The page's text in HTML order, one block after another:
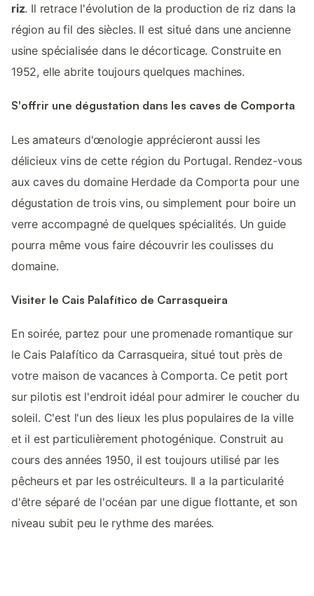
riz. Il retrace l'évolution de la production de riz dans la
région au fil des siècles. Il est situé dans une ancienne
usine spécialisée dans le décorticage. Construite en
1952, elle abrite toujours quelques machines.
S'offrir une dégustation dans les caves de Comporta
Les amateurs d'œnologie apprécieront aussi les
délicieux vins de cette région du Portugal. Rendez-vous
aux caves du domaine Herdade da Comporta pour une
dégustation de trois vins, ou simplement pour boire un
verre accompagné de quelques spécialités. Un guide
pourra même vous faire découvrir les coulisses du
domaine.
Visiter le Cais Palafítico de Carrasqueira
En soirée, partez pour une promenade romantique sur
le Cais Palafítico da Carrasqueira, situé tout près de
votre maison de vacances à Comporta. Ce petit port
sur pilotis est l'endroit idéal pour admirer le coucher du
soleil. C'est l'un des lieux les plus populaires de la ville
et il est particulièrement photogénique. Construit au
cours des années 1950, il est toujours utilisé par les
pêcheurs et par les ostréiculteurs. Il a la particularité
d'être séparé de l'océan par une digue flottante, et son
niveau subit peu le rythme des marées.